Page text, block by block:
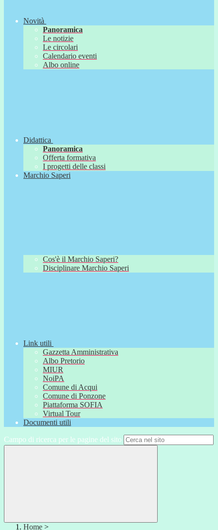
Novità
Panoramica
Le notizie
Le circolari
Calendario eventi
Albo online
Didattica
Panoramica
Offerta formativa
I progetti delle classi
Marchio Saperi
Cos'è il Marchio Saperi?
Disciplinare Marchio Saperi
Link utili
Gazzetta Amministrativa
Albo Pretorio
MIUR
NoiPA
Comune di Acqui
Comune di Ponzone
Piattaforma SOFIA
Virtual Tour
Documenti utili
Campo di ricerca per le pagine del sito
Home >